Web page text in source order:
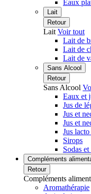
Eaux
Lait
Retour
Lait Voir tout
Lait de
Lait de
Lait de
Sans Alcool
Retour
Sans Alcool
Eaux et
Jus de
Jus et
Jus et
Jus
Sirops
Sodas
Compléments
Retour
Compléments
Aromathérapie